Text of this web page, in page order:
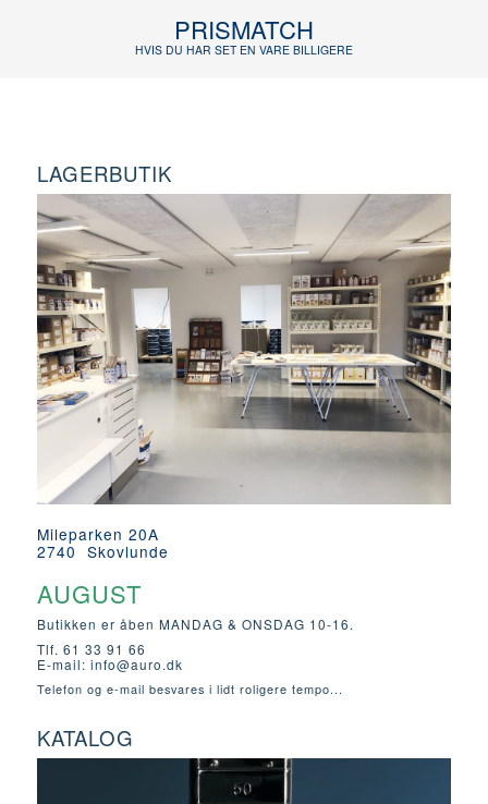
PRISMATCH
HVIS DU HAR SET EN VARE BILLIGERE
LAGERBUTIK
Mileparken 20A
2740 Skovlunde
AUGUST
Butikken er åben MANDAG & ONSDAG 10-16.
Tlf. 61 33 91 66
E-mail: info@auro.dk
Telefon og e-mail besvares i lidt roligere tempo...
KATALOG